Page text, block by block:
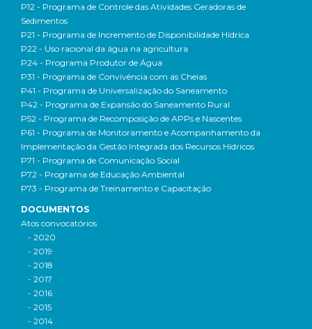
P12 - Programa de Controle das Atividades Geradoras de
Sedimentos
P21 - Programa de Incremento de Disponibilidade Hídrica
P22 - Uso racional da água na agricultura
P24 - Programa Produtor de Água
P31 - Programa de Convivência com as Cheias
P41 - Programa de Universalização do Saneamento
P42 - Programa de Expansão do Saneamento Rural
P52 - Programa de Recomposição de APPs e Nascentes
P61 - Programa de Monitoramento e Acompanhamento da
Implementação da Gestão Integrada dos Recursos Hídricos
P71 - Programa de Comunicação Social
P72 - Programa de Educação Ambiental
P73 - Programa de Treinamento e Capacitação
DOCUMENTOS
Atos convocatórios
- 2020
- 2019
- 2018
- 2017
- 2016
- 2015
- 2014